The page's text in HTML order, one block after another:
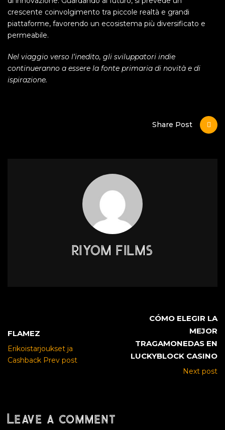
crescente coinvolgimento tra piccole realtà e grandi
piattaforme, favorendo un ecosistema più diversificato e
permeabile.
Nel viaggio verso l’inedito, gli sviluppatori indie
continueranno a essere la fonte primaria di novità e di
ispirazione.
Share Post
RIYOM FILMS
FLAMEZ
Erikoistarjoukset ja
Cashback Prev post
CÓMO ELEGIR LA
MEJOR
TRAGAMONEDAS EN
LUCKYBLOCK CASINO
Next post
Leave a comment